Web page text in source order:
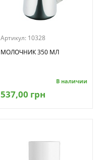
Артикул: 10328
МОЛОЧНИК 350 МЛ
В наличии
537,00 грн